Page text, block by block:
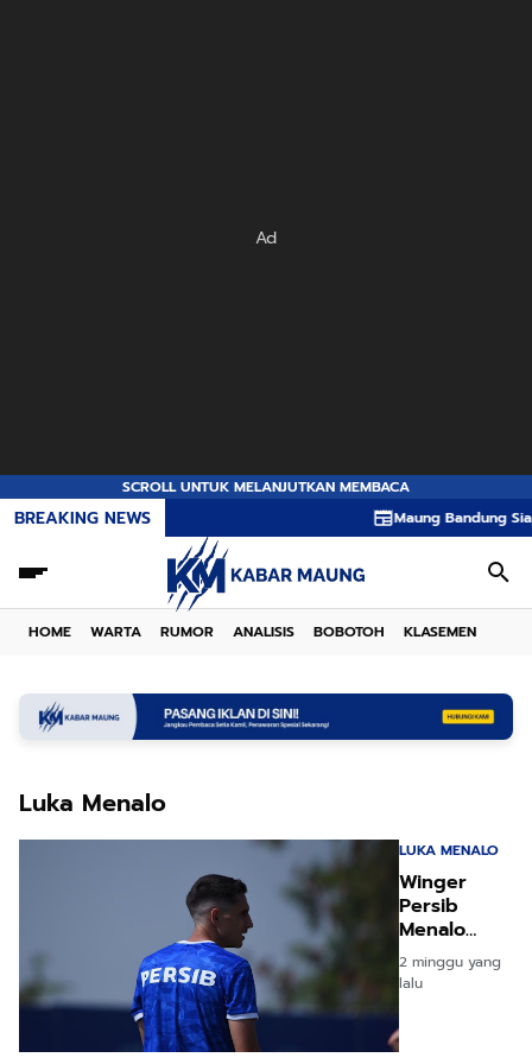
Ad
SCROLL UNTUK MELANJUTKAN MEMBACA
BREAKING NEWS Maung Bandung Siap
HOME WARTA RUMOR ANALISIS BOBOTOH KLASEMEN
Luka Menalo
LUKA MENALO
Winger
Persib
Menalo
Akrab
dengan
2 minggu yang
lalu